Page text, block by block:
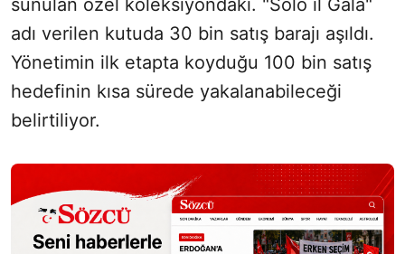
sunulan özel koleksiyondaki. "Solo il Gala"
adı verilen kutuda 30 bin satış barajı aşıldı.
Yönetimin ilk etapta koyduğu 100 bin satış
hedefinin kısa sürede yakalanabileceği
belirtiliyor.